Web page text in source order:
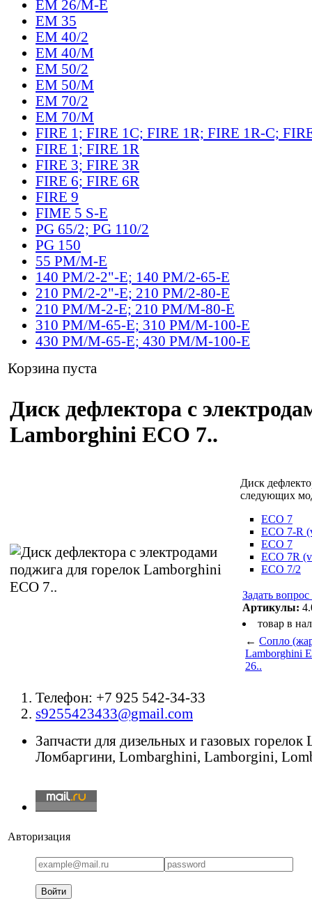
EM 26/M-E
EM 35
EM 40/2
EM 40/M
EM 50/2
EM 50/M
EM 70/2
EM 70/M
FIRE 1; FIRE 1C; FIRE 1R; FIRE 1R-C;
FIRE 1; FIRE 1R
FIRE 3; FIRE 3R
FIRE 6; FIRE 6R
FIRE 9
FIME 5 S-E
PG 65/2; PG 110/2
PG 150
55 PM/M-E
140 PM/2-2"-E; 140 PM/2-65-E
210 PM/2-2"-E; 210 PM/2-80-E
210 PM/M-2-E; 210 PM/M-80-E
310 PM/M-65-E; 310 PM/M-100-E
430 PM/M-65-E; 430 PM/M-100-E
Корзина пуста
Диск дефлектора с
Lamborghini ECO 7..
Диск
следующих
ECO 7
ECO 7-R
ECO 7
ECO 7R
ECO 7/2
Задать вопрос
Артикулы:
товар в
← Сопло
Lamborghini
26..
Телефон: +7 925 542-34-33
s9255423433@gmail.com
Запчасти для дизельных и газовых
Ломбаргини, Lombarghini, Lamborgini,
Авторизация